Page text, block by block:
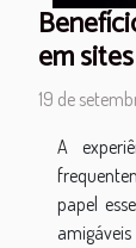
em
19 de
A
papel